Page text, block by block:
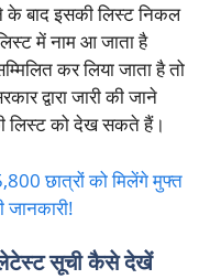
बाद इसकी लिस्ट निकल
में नाम आ जाता है
कर लिया जाता है तो
द्वारा जारी की जाने
लिस्ट को देख सकते हैं।
छात्रों को मिलेंगे मुफ्त
लेटेस्ट सूची कैसे देखें